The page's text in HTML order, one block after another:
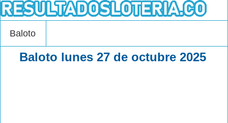
Baloto
Baloto lunes 27 de octubre 2025